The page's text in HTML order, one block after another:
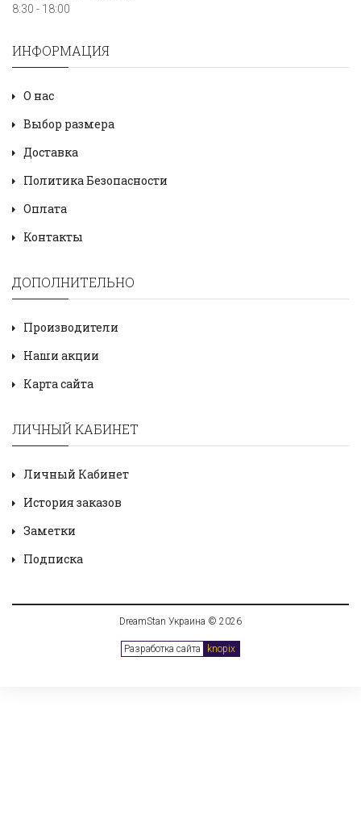
8:30 - 18:00
ИНФОРМАЦИЯ
О нас
Выбор размера
Доставка
Политика Безопасности
Оплата
Контакты
ДОПОЛНИТЕЛЬНО
Производители
Наши акции
Карта сайта
ЛИЧНЫЙ КАБИНЕТ
Личный Кабинет
История заказов
Заметки
Подписка
DreamStan Украина © 2026
Разработка сайта knopix